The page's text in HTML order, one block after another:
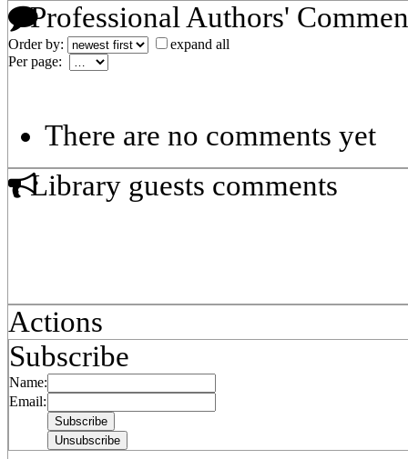
Professional Authors'
Order by:
expand all
Per page:
There are no comments yet
Library guests comments
Actions
Subscribe
Name:
Email: